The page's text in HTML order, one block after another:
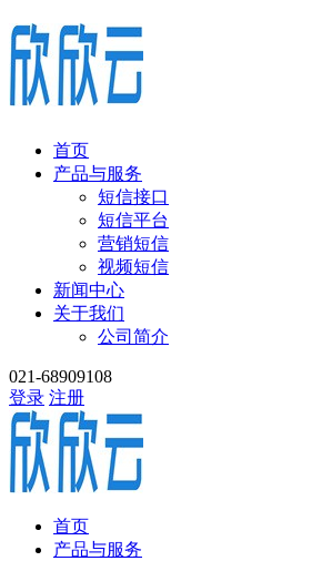
首页
产品与服务
短信接口
短信平台
营销短信
视频短信
新闻中心
关于我们
公司简介
021-68909108
登录 注册
首页
产品与服务